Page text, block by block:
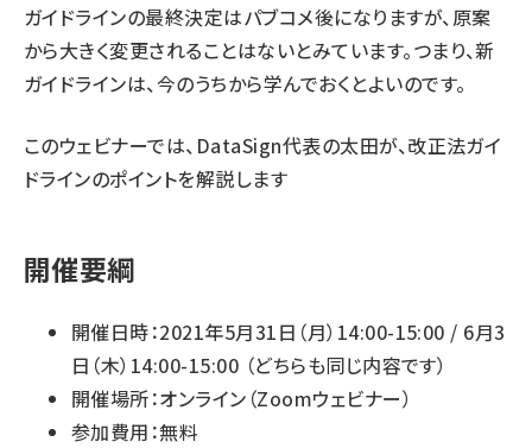
ガイドラインの最終決定はパブコメ後になりますが、原案
から大きく変更されることはないとみています。つまり、新
ガイドラインは、今のうちから学んでおくとよいのです。
このウェビナーでは、 DataSign代表の太田が、改正法ガイ
ドラインのポイントを解説します
開催要綱
開催日時：2021年5月31日（月）14:00-15:00 / 6月3
日（木）14:00-15:00 （どちらも同じ内容です）
開催場所：オンライン（Zoomウェビナー）
参加費用：無料